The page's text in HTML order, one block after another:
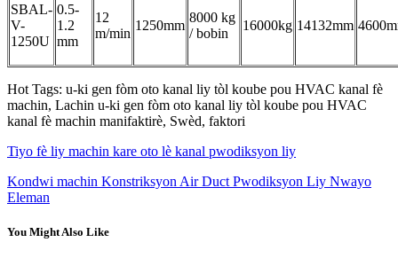
SBAL-
V-
1250U
0.5-
1.2
mm
12
m/min
1250mm
8000 kg
/ bobin
16000kg 14132mm
Hot Tags: u-ki gen fòm oto kanal liy tòl koube pou HVAC kanal fè
machin, Lachin u-ki gen fòm oto kanal liy tòl koube pou HVAC
kanal fè machin manifaktirè, Swèd, faktori
Tiyo fè liy machin kare oto lè kanal pwodiksyon liy
Kondwi machin Konstriksyon Air Duct Pwodiksyon Liy Nwayo
Eleman
You Might Also Like